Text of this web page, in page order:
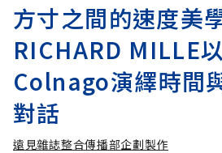
方寸之間的速度美
RICHARD MILLE
Colnago演繹時間
對話
遠見雜誌整合傳播部企劃製作